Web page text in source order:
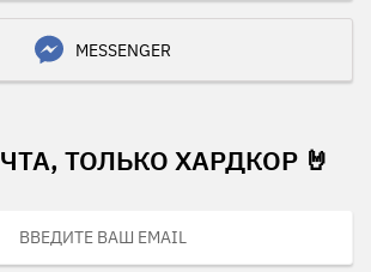
MESSENGER
ТОЛЬКО ХАРДКОР 🤘